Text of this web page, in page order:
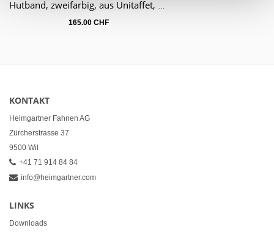
Hutband, zweifarbig, aus Unitaffet, reine Seide
165.00 CHF
KONTAKT
Heimgartner Fahnen AG
Zürcherstrasse 37
9500 Wil
+41 71 914 84 84
info@heimgartner.com
LINKS
Downloads